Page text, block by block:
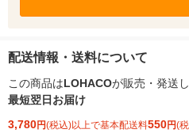
配送情報・送料について
この商品はLOHACOが販売・発送し
最短翌日お届け
3,780円(税込)以上で基本配送料550円(